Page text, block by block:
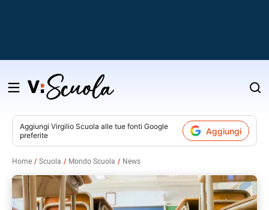
Salta
contenuto
Aggiungi Virgilio Scuola alle tue fonti Google
preferite
Aggiungi
Home Scuola Mondo Scuola News